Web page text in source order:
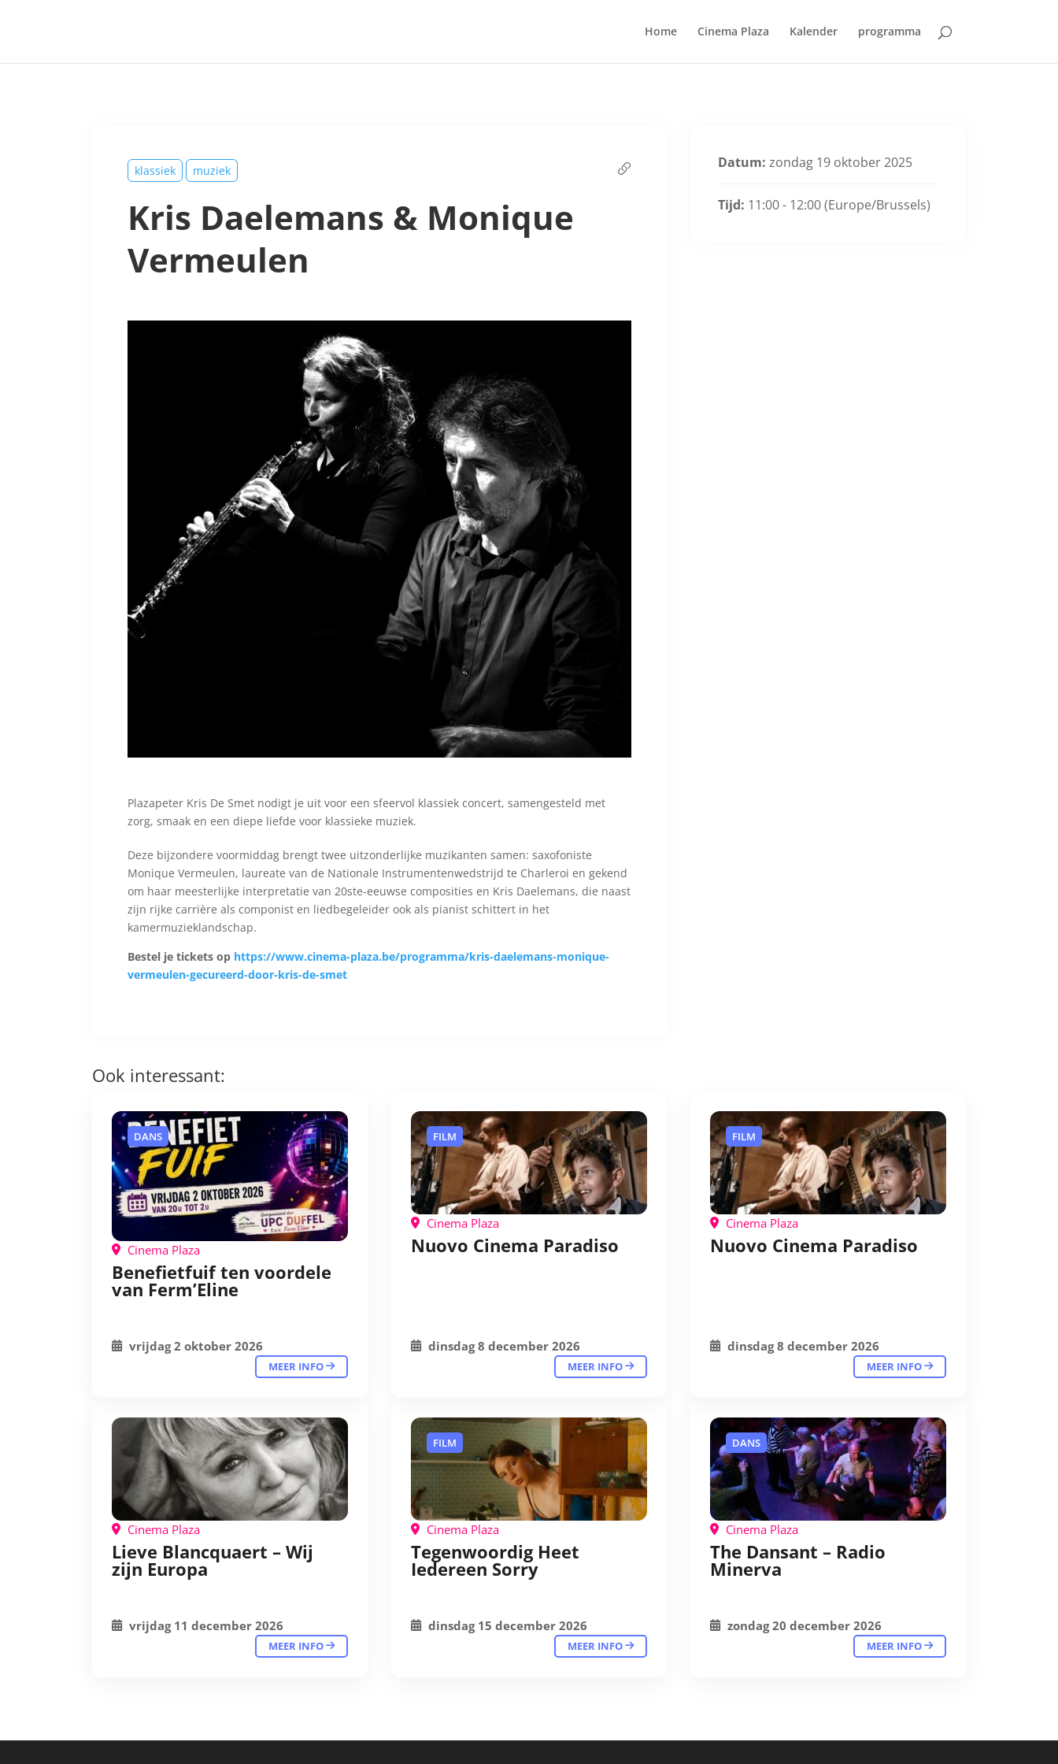
Home Cinema Plaza Kalender programma
klassiek muziek
Kris Daelemans & Monique
Vermeulen
Plazapeter Kris De Smet nodigt je uit voor een sfeervol klassiek concert, samengesteld met
zorg, smaak en een diepe liefde voor klassieke muziek.
Deze bijzondere voormiddag brengt twee uitzonderlijke muzikanten samen: saxofoniste
Monique Vermeulen, laureate van de Nationale Instrumentenwedstrijd te Charleroi en gekend
om haar meesterlijke interpretatie van 20ste-eeuwse composities en Kris Daelemans, die naast
zijn rijke carrière als componist en liedbegeleider ook als pianist schittert in het
kamermuzieklandschap.
Bestel je tickets op https://www.cinema-plaza.be/programma/kris-daelemans-monique-
vermeulen-gecureerd-door-kris-de-smet
Datum: zondag 19 oktober 2025
Tijd: 11:00 - 12:00(Europe/Brussels)
Ook interessant:
DANS
Cinema Plaza
Benefietfuif ten voordele
van Ferm’Eline
vrijdag 2 oktober 2026
MEER INFO
FILM
Cinema Plaza
Nuovo Cinema Paradiso
dinsdag 8 december 2026
MEER INFO
FILM
Cinema Plaza
Nuovo Cinema Paradiso
dinsdag 8 december 2026
MEER INFO
Cinema Plaza
Lieve Blancquaert – Wij
zijn Europa
vrijdag 11 december 2026
MEER INFO
FILM
Cinema Plaza
Tegenwoordig Heet
Iedereen Sorry
dinsdag 15 december 2026
MEER INFO
DANS
Cinema Plaza
The Dansant – Radio
Minerva
zondag 20 december 2026
MEER INFO